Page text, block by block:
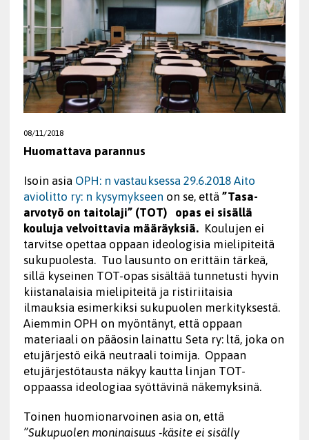
08/11/2018
Huomattava parannus
Isoin asia OPH: n vastauksessa 29.6.2018 Aito
aviolitto ry: n kysymykseen on se, että ”Tasa-
arvotyö on taitolaji” (TOT) opas ei sisällä
kouluja velvoittavia määräyksiä.Koulujen ei
tarvitse opettaa oppaan ideologisia mielipiteitä
sukupuolesta. Tuo lausunto on erittäin tärkeä,
sillä kyseinen TOT-opas sisältää tunnetusti hyvin
kiistanalaisia mielipiteitä ja ristiriitaisia
ilmauksia esimerkiksi sukupuolen merkityksestä.
Aiemmin OPH on myöntänyt, että oppaan
materiaali on pääosin lainattu Seta ry: ltä, joka on
etujärjestö eikä neutraali toimija. Oppaan
etujärjestötausta näkyy kautta linjan TOT-
oppaassa ideologiaa syöttävinä näkemyksinä.
Toinen huomionarvoinen asia on, että
”Sukupuolen moninaisuus -käsite ei sisälly